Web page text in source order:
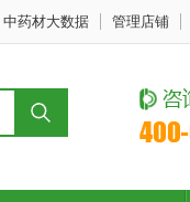
中药材大数据 管理店铺